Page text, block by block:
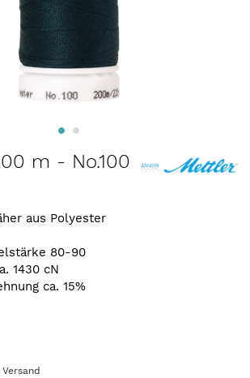
m - No.100
aus Polyester
80-90
1430 cN
ca. 15%
Versand